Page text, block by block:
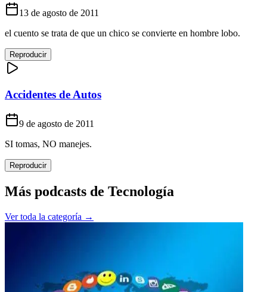
13 de agosto de 2011
el cuento se trata de que un chico se convierte en hombre lobo.
Reproducir
Accidentes de Autos
9 de agosto de 2011
SI tomas, NO manejes.
Reproducir
Más podcasts de Tecnología
Ver toda la categoría →